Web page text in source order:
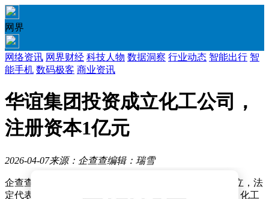
网界
网络资讯 网界财经 科技人物 数据洞察 行业动态 智能出行 智
能手机 数码极客 商业资讯
华谊集团投资成立化工公司，
注册资本1亿元
2026-04-07来源：企查查编辑：瑞雪
企查查APP显示，近日，上海华谊能化化工有限公司成立，法
定代表人为郑必军，注册资本为1亿元，经营范围包含：化工